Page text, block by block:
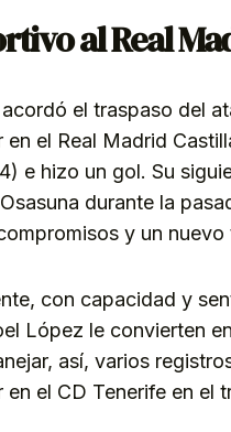
al Real
el traspaso del
en el Real Madrid
e hizo un gol. Su
durante la
y un nuevo
con capacidad y
López le convierten
así, varios
el CD Tenerife en el